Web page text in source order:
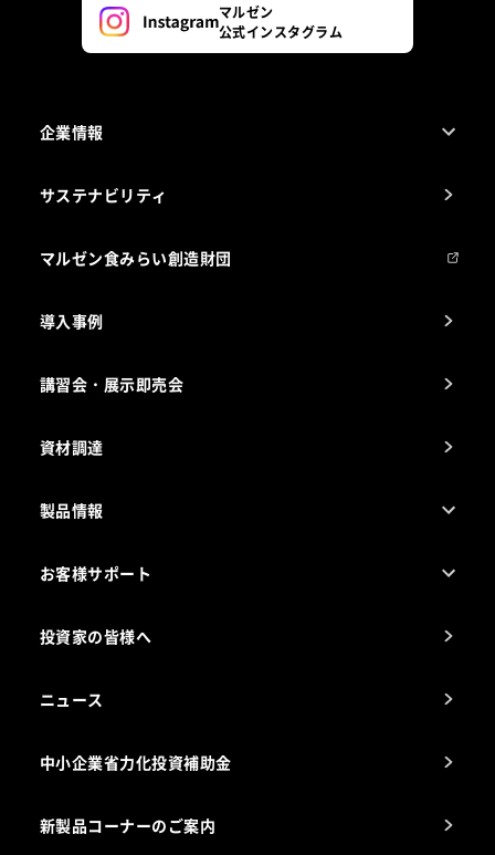
マルゼン
公式インスタグラム
企業情報
会社組織
製品の開発
事業所一覧
サステナビリティ
マルゼン食みらい創造財団
導入事例
講習会・展示即売会
資材調達
製品情報
電気・ガス別厨房機器
お客様サポート
アフターサービスお問合せ先
海外出店をご検討のお客様へ
投資家の皆様へ
ニュース
中小企業省力化投資補助金
新製品コーナーのご案内